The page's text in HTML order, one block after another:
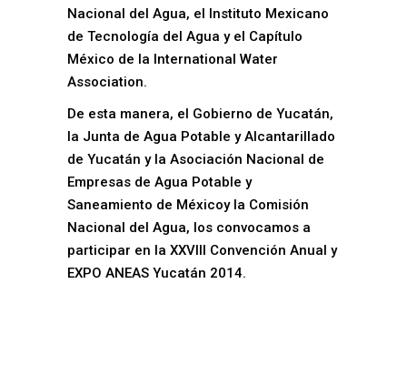
Nacional del Agua, el Instituto Mexicano
de Tecnología del Agua y el Capítulo
México de la International Water
Association.
De esta manera, el Gobierno de Yucatán,
la Junta de Agua Potable y Alcantarillado
de Yucatán y la Asociación Nacional de
Empresas de Agua Potable y
Saneamiento de Méxicoy la Comisión
Nacional del Agua, los convocamos a
participar en la XXVIII Convención Anual y
EXPO ANEAS Yucatán 2014.